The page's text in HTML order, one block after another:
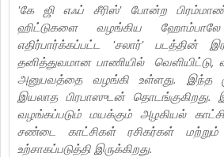
'கே ஜி எஃப் சீரிஸ்' போன்ற
ஹிட்டுகளை வழங்கிய ஹோம்பாலே
எதிர்பார்க்கப்பட்ட 'சலார்' படத்தின்
தனித்துவமான பாணியில் வெளியிட்டு,
அனுபவத்தை வழங்கி உள்ளது. இந்த
இயலாத பிரபாஸுடன் தொடங்குகிறது.
வழங்கப்படும் மயக்கும் அழகியல்
சண்டை காட்சிகள் ரசிகர்கள்
உற்சாகப்படுத்தி இருக்கிறது.‌